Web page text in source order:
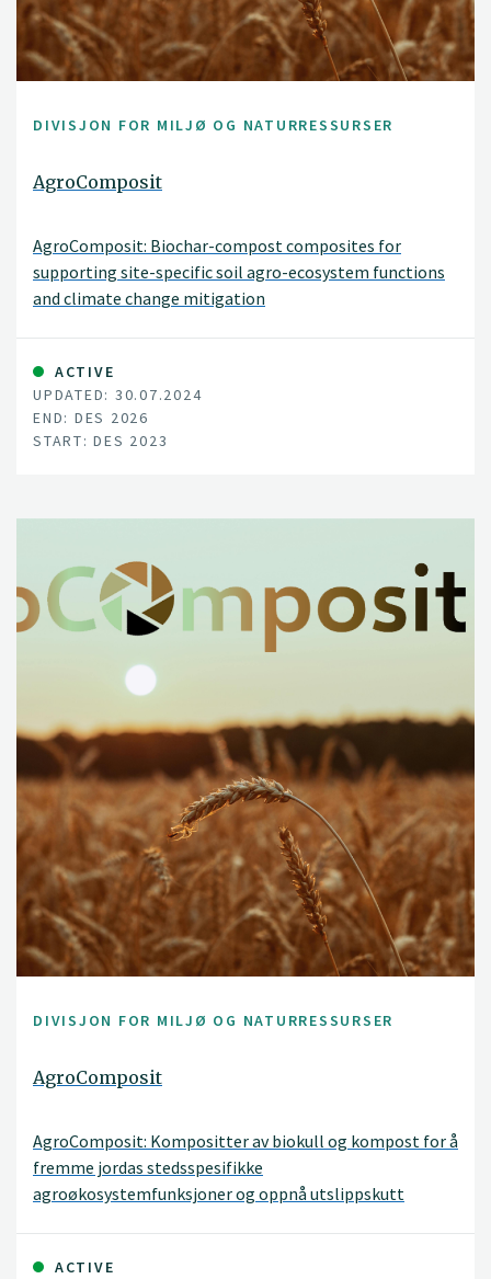
DIVISJON FOR MILJØ OG NATURRESSURSER
AgroComposit
AgroComposit: Biochar-compost composites for
supporting site-specific soil agro-ecosystem functions
and climate change mitigation
ACTIVE
UPDATED: 30.07.2024
END: DES 2026
START: DES 2023
DIVISJON FOR MILJØ OG NATURRESSURSER
AgroComposit
AgroComposit: Kompositter av biokull og kompost for å
fremme jordas stedsspesifikke
agroøkosystemfunksjoner og oppnå utslippskutt
ACTIVE